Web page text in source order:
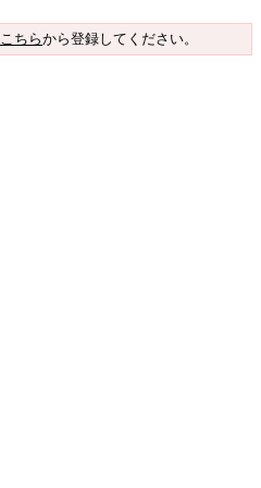
こちらから登録してください。